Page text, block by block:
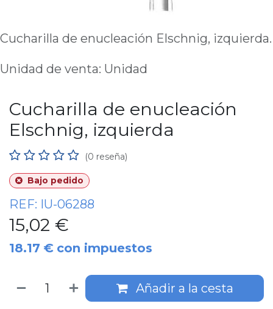
Cucharilla de enucleación Elschnig, izquierda.
Unidad de venta: Unidad
Cucharilla de enucleación
Elschnig, izquierda
(0 reseña)
Bajo pedido
REF: IU-06288
15,02 €
18.17 € con impuestos
Añadir a la cesta